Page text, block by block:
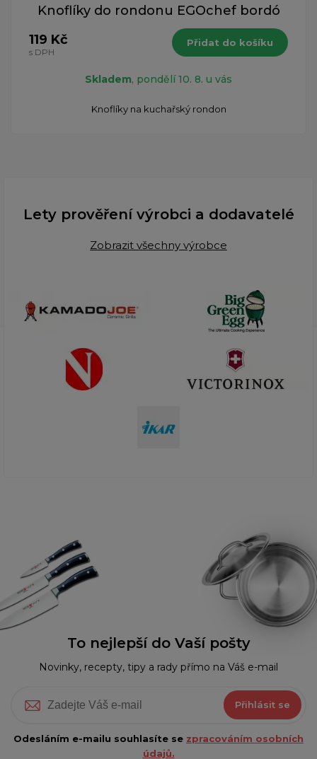
Knoflíky do rondonu EGOchef bordó
119 Kč
s DPH
Přidat do košíku
Skladem, pondělí 10. 8. u vás
Knoflíky na kuchařský rondon
Lety prověření výrobci a dodavatelé
Zobrazit všechny výrobce
To nejlepší do Vaší pošty
Novinky, recepty, tipy a rady přímo na Váš e-mail
Přihlásit se
Odesláním e-mailu souhlasíte se zpracováním osobních
údajů.